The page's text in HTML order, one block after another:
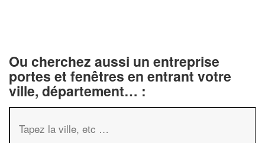
Ou cherchez aussi un entreprise
portes et fenêtres en entrant votre
ville, département… :